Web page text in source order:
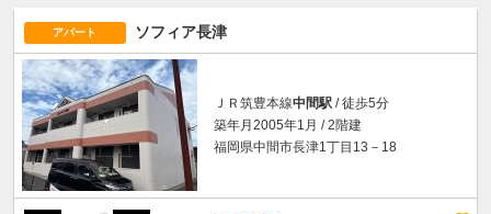
アパート ソフィア長津
ＪＲ筑豊本線中間駅 / 徒歩5分
築年月2005年1月 / 2階建
福岡県中間市長津1丁目13－18